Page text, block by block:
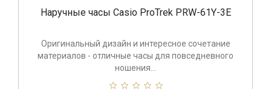
Наручные часы Casio ProTrek PRW-61Y-3E
Оригинальный дизайн и интересное сочетание
материалов - отличные часы для повседневного
ношения...